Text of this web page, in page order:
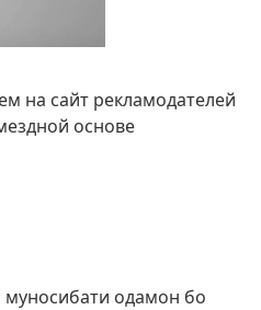
на сайт рекламодателей
основе
одамон бо